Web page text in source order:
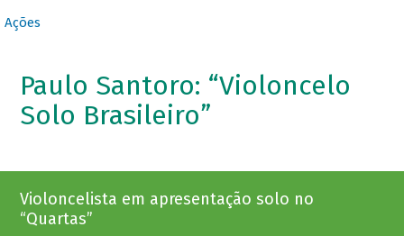
Ações
Paulo Santoro: “Violoncelo
Solo Brasileiro”
Violoncelista em apresentação solo no
“Quartas”